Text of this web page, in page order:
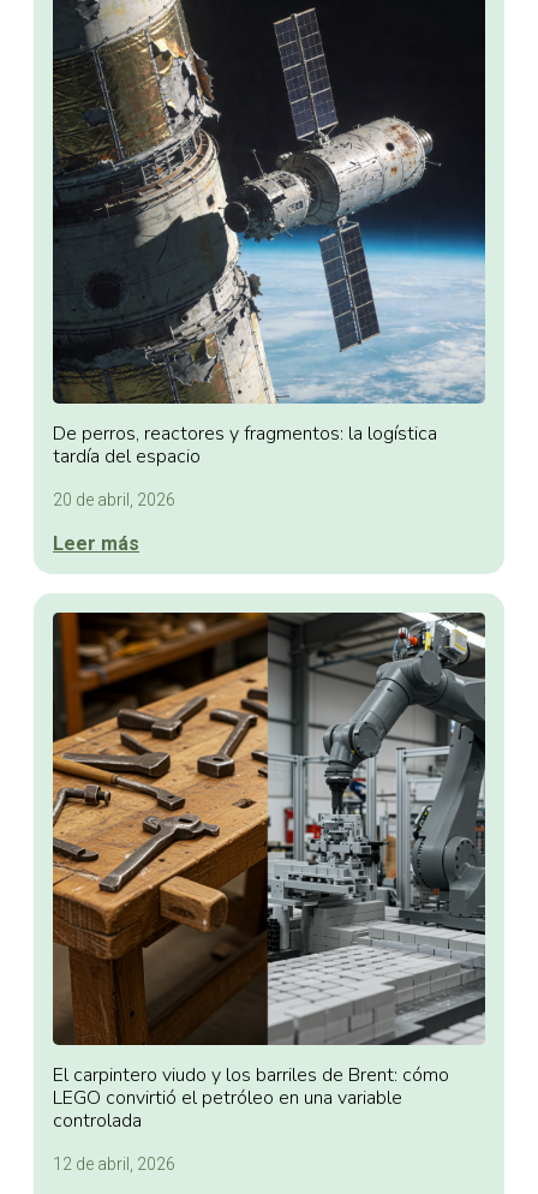
De perros, reactores y fragmentos: la logística
tardía del espacio
20 de abril, 2026
Leer más
El carpintero viudo y los barriles de Brent: cómo
LEGO convirtió el petróleo en una variable
controlada
12 de abril, 2026